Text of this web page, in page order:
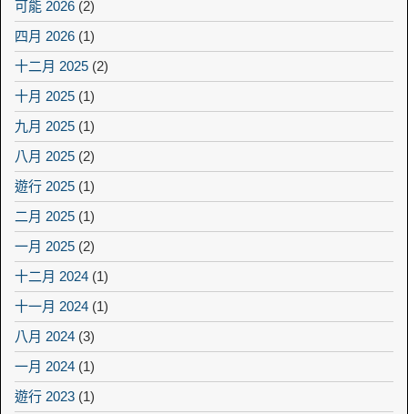
可能 2026 (2)
四月 2026 (1)
十二月 2025 (2)
十月 2025 (1)
九月 2025 (1)
八月 2025 (2)
遊行 2025 (1)
二月 2025 (1)
一月 2025 (2)
十二月 2024 (1)
十一月 2024 (1)
八月 2024 (3)
一月 2024 (1)
遊行 2023 (1)